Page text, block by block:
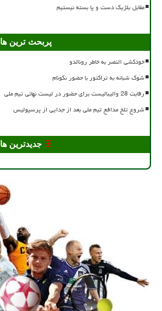
مقابل بلژیک دست و پا بسته نیستیم
پربحث ترین ها
خودکشی النصر به خاطر رونالدو
شوک شبانه به تراکتور با حضور نکونام
رقابت 28 والیبالیست برای حضور در لیست نهائی تیم ملی
شروع تلخ مدافع تیم ملی بعد از جدایی از پرسپولیس
جدیدترین ها